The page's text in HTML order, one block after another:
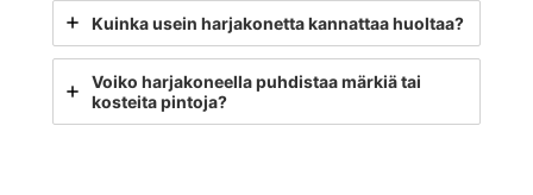
Kuinka usein harjakonetta kannattaa huoltaa?
Voiko harjakoneella puhdistaa märkiä tai
kosteita pintoja?